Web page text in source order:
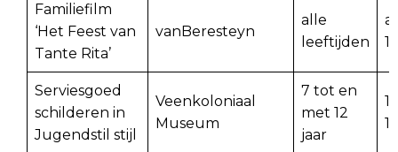
Familiefilm
‘Het Feest van
Tante Rita’
vanBeresteyn
alle
leeftijden
Serviesgoed
schilderen in
Jugendstil stijl
Veenkoloniaal
Museum
7 tot en
met 12
jaar